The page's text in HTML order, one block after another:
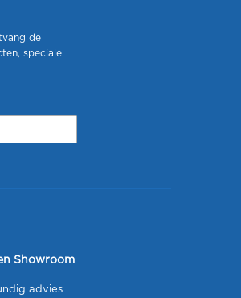
de
speciale
Showroom
advies